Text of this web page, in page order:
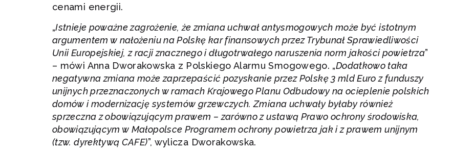
cenami energii.
„Istnieje poważne zagrożenie, że zmiana uchwał antysmogowych może być istotnym
argumentem w nałożeniu na Polskę kar finansowych przez Trybunał Sprawiedliwości
Unii Europejskiej, z racji znacznego i długotrwałego naruszenia norm jakości powietrza”
– mówi Anna Dworakowska z Polskiego Alarmu Smogowego. „Dodatkowo taka
negatywna zmiana może zaprzepaścić pozyskanie przez Polskę 3 mld Euro z funduszy
unijnych przeznaczonych w ramach Krajowego Planu Odbudowy na ocieplenie polskich
domów i modernizację systemów grzewczych. Zmiana uchwały byłaby również
sprzeczna z obowiązującym prawem – zarówno z ustawą Prawo ochronyśrodowiska,
obowiązującym w Małopolsce Programem ochrony powietrza jak i z prawem unijnym
(tzw. dyrektywą CAFE)”, wylicza Dworakowska.